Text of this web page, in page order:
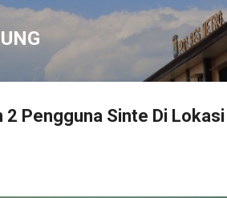
ke konten utama
Pengguna Sinte Di Lokasi